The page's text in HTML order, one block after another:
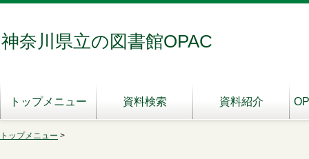
神奈川県立の図書館OPAC
トップメニュー 資料検索 資料紹介
トップメニュー >